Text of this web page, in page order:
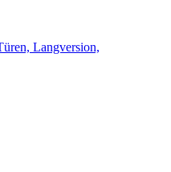
Langversion,